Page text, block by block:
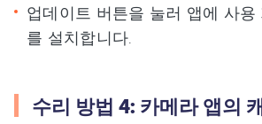
업데이트 버튼을 눌러 앱에 사용
를 설치합니다.
수리 방법 4: 카메라 앱의